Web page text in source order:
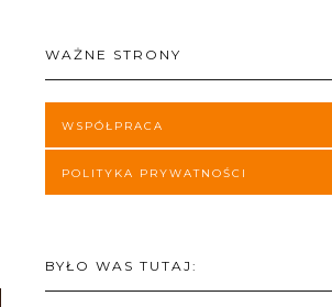
WAŻNE STRONY
WSPÓŁPRACA
POLITYKA PRYWATNOŚCI
BYŁO WAS TUTAJ: